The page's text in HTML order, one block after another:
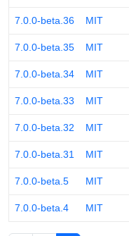
7.0.0-beta.36 MIT
7.0.0-beta.35 MIT
7.0.0-beta.34 MIT
7.0.0-beta.33 MIT
7.0.0-beta.32 MIT
7.0.0-beta.31 MIT
7.0.0-beta.5 MIT
7.0.0-beta.4 MIT